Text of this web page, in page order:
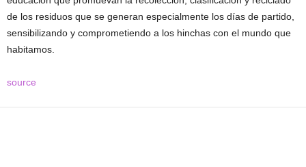
de los residuos que se generan especialmente los días de partido,
sensibilizando y comprometiendo a los hinchas con el mundo que
habitamos.
source